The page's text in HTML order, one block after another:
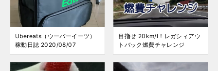
Ubereats（ウーバーイーツ）
稼動日誌 2020/08/07
目指せ 20km/l！レガシィアウ
トバック燃費チャレンジ